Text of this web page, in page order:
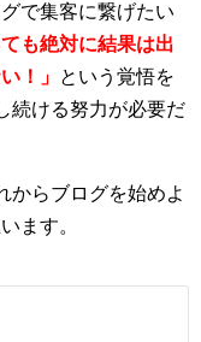
で集客に繋げたい
も絶対に結果は出
！」 という覚悟を
続ける努力が必要だ
からブログを始めよ
ます。